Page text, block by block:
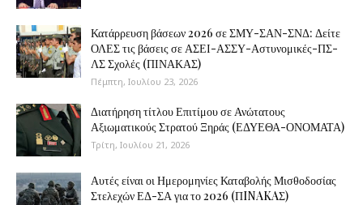
Κατάρρευση βάσεων 2026 σε ΣΜΥ-ΣΑΝ-ΣΝΔ: Δείτε
ΟΛΕΣ τις βάσεις σε ΑΣΕΙ-ΑΣΣΥ-Αστυνομικές-ΠΣ-
ΛΣ Σχολές (ΠΙΝΑΚΑΣ)
Πέμπτη, Ιουλίου 23, 2026
Διατήρηση τίτλου Επιτίμου σε Ανώτατους
Αξιωματικούς Στρατού Ξηράς (ΕΔΥΕΘΑ-ΟΝΟΜΑΤΑ)
Τρίτη, Ιουλίου 21, 2026
Αυτές είναι οι Ημερομηνίες Καταβολής Μισθοδοσίας
Στελεχών ΕΔ-ΣΑ για το 2026 (ΠINAKAΣ)